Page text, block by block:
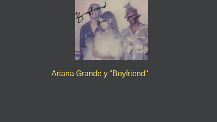
Ariana Grande y "Boyfriend"